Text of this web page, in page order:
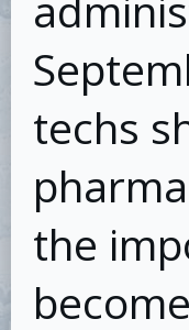
techs
the